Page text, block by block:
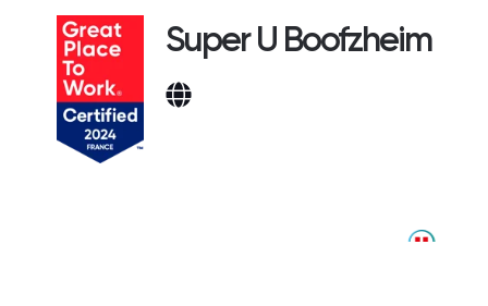
Super U Boofzheim